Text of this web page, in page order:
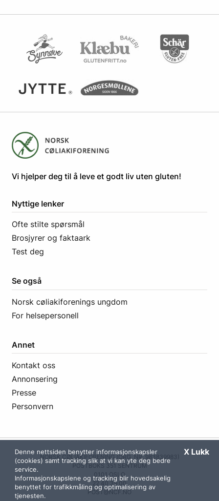
​​​​Vi hjelper deg til å leve et godt liv uten gluten! ​
Nyttige lenker
Ofte stilte spørsmål
Brosjyrer og faktaark
Test deg
Se også
Norsk cøliakiforenings ungdom
For helsepersonell
Annet
Kontakt oss
Annonsering
Presse
Personvern
NORSK CØLIAKIFORENING (ORG. NR. 983839983)
POSTBOKS 351 SENTRUM
0101 OSLO
22 40 39 00
POST@NCF.NO
X Lukk
Denne nettsiden benytter informasjonskapsler
(cookies) samt tracking slik at vi kan yte deg bedre
service.
Informasjonskapslene og tracking blir hovedsakelig
benyttet for trafikkmåling og optimalisering av
tjenesten.